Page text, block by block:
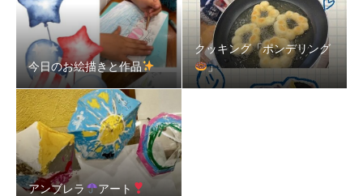
今日のお絵描きと作品
クッキング「ポンデリング
」
アンブレラ アート